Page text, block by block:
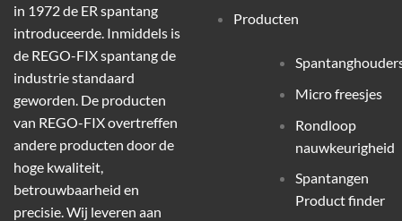
in 1972 de ER spantang
introduceerde. Inmiddels is
de REGO-FIX spantang de
industrie standaard
geworden. De producten
van REGO-FIX overtreffen
andere producten door de
hoge kwaliteit,
betrouwbaarheid en
precisie. Wij leveren aan
Producten
Micro freesjes
Rondloop
nauwkeurigheid
Spantangen
Product finder